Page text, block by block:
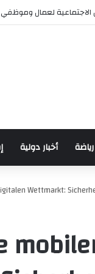
العرش للدراجات
رياضة أخبار دولية
Wettmarkt: